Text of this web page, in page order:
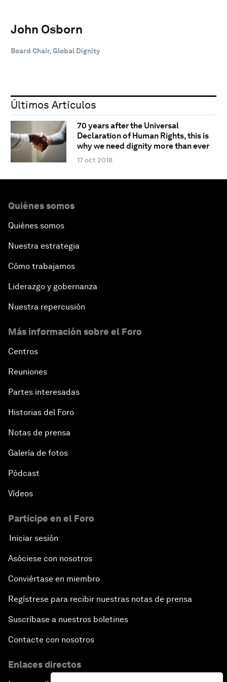
John Osborn
Board Chair, Global Dignity
Últimos Artículos
70 years after the Universal
Declaration of Human Rights, this is
why we need dignity more than ever
17 oct 2018
Quiénes somos
Quiénes somos
Nuestra estrategia
Cómo trabajamos
Liderazgo y gobernanza
Nuestra repercusión
Más información sobre el Foro
Centros
Reuniones
Partes interesadas
Historias del Foro
Notas de prensa
Galería de fotos
Pódcast
Vídeos
Participe en el Foro
Iniciar sesión
Asóciese con nosotros
Conviértase en miembro
Regístrese para recibir nuestras notas de prensa
Suscríbase a nuestros boletines
Contacte con nosotros
Enlaces directos